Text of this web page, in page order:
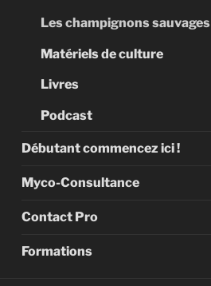
Les champignons sauvages
Matériels de culture
Livres
Podcast
Débutant commencez ici !
Myco-Consultance
Contact Pro
Formations